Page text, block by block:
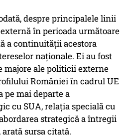
despre principalele linii
în perioada următoare
a continuităţii acestora
naţionale. Ei au fost
majore ale politicii externe
României în cadrul UE
pe mai departe a
cu SUA, relaţia specială cu
strategică a întregii
sursa citată.